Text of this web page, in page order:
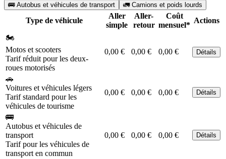
🚌 Autobus et véhicules de transport
🚛 Camions et poids lourds
Type de véhicule
Aller
simple
Aller-
retour
Coût
mensuel*
Actions
🏍️
Motos et scooters
Tarif réduit pour les deux-
roues motorisés
0,00 € 0,00 € 0,00 € Détails
🚗
Voitures et véhicules légers
Tarif standard pour les
véhicules de tourisme
0,00 € 0,00 € 0,00 € Détails
🚌
Autobus et véhicules de
transport
Tarif pour les véhicules de
transport en commun
0,00 € 0,00 € 0,00 € Détails